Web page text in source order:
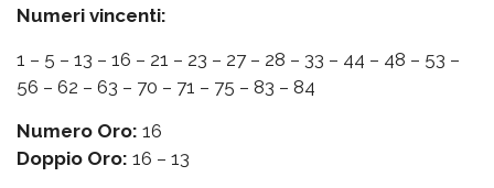
Numeri vincenti:
1 – 5 – 13 – 16 – 21 – 23 – 27 – 28 – 33 – 44 – 48 – 53 –
56 – 62 – 63 – 70 – 71 – 75 – 83 – 84
Numero Oro: 16
Doppio Oro: 16 – 13